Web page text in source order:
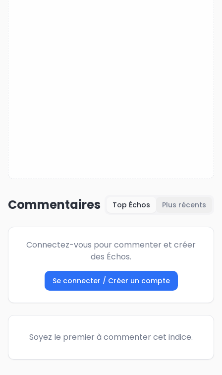
Commentaires Top Échos Plus récents
Connectez-vous pour commenter et créer
des Échos.
Se connecter / Créer un compte
Soyez le premier à commenter cet indice.